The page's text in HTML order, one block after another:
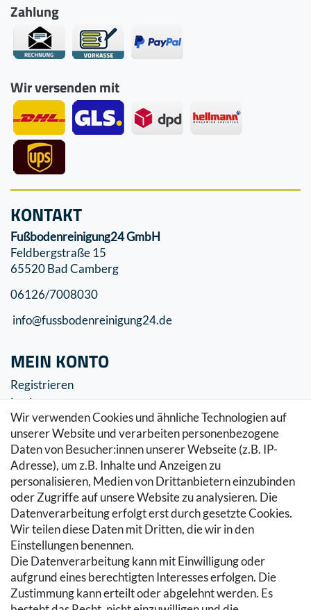
Zahlung
Wir versenden mit
Wir verwenden Cookies und ähnliche Technologien auf
unserer Website und verarbeiten personenbezogene
Daten von Besucher:innen unserer Webseite (z.B. IP-
Adresse), um z.B. Inhalte und Anzeigen zu
personalisieren, Medien von Drittanbietern einzubinden
oder Zugriffe auf unsere Website zu analysieren. Die
Datenverarbeitung erfolgt erst durch gesetzte Cookies.
Wir teilen diese Daten mit Dritten, die wir in den
Einstellungen benennen.
Die Datenverarbeitung kann mit Einwilligung oder
aufgrund eines berechtigten Interesses erfolgen. Die
Zustimmung kann erteilt oder abgelehnt werden. Es
KONTAKT
Fußbodenreinigung24 GmbH
Feldbergstraße 15
65520 Bad Camberg
06126/7008030
info@fussbodenreinigung24.de
MEIN KONTO
Registrieren
Login
SERVICE
Zahlung & Versand
Warenkorb
Zur Kasse
Hilfe
RECHTLICHES
Kontakt
Datenschutzerklärung
AGB